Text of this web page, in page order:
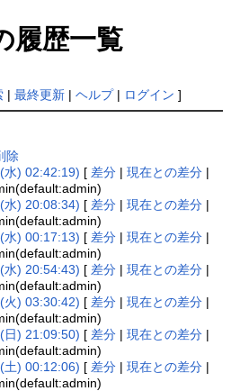
履歴一覧
| 最終更新| ヘルプ| ログイン ]
除
水) 02:42:19) [ 差分 |現在との差分 |
水) 20:08:34) [ 差分 |現在との差分 |
) 00:17:13) [ 差分 |現在との差分 |
) 20:54:43) [ 差分 |現在との差分 |
) 03:30:42) [ 差分 |現在との差分 |
) 21:09:50) [ 差分 |現在との差分 |
) 00:12:06) [ 差分 |現在との差分 |